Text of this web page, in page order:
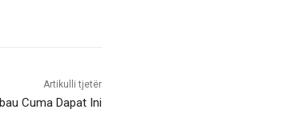
Artikulli tjetër
Cuma Dapat Ini